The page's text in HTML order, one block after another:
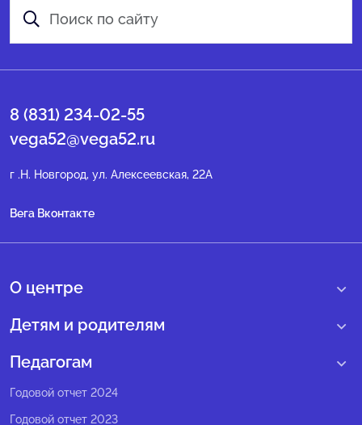
8 (831) 234-02-55
vega52@vega52.ru
г .Н. Новгород, ул. Алексеевская, 22А
Вега Вконтакте
О центре
О нас
Структура регионального центра
Педагогический состав
Детям и родителям
Учебные интенсивные сборы
Педагогам
Программы Веги
Программы Сириус
Годовой отчет 2024
Годовой отчет 2023